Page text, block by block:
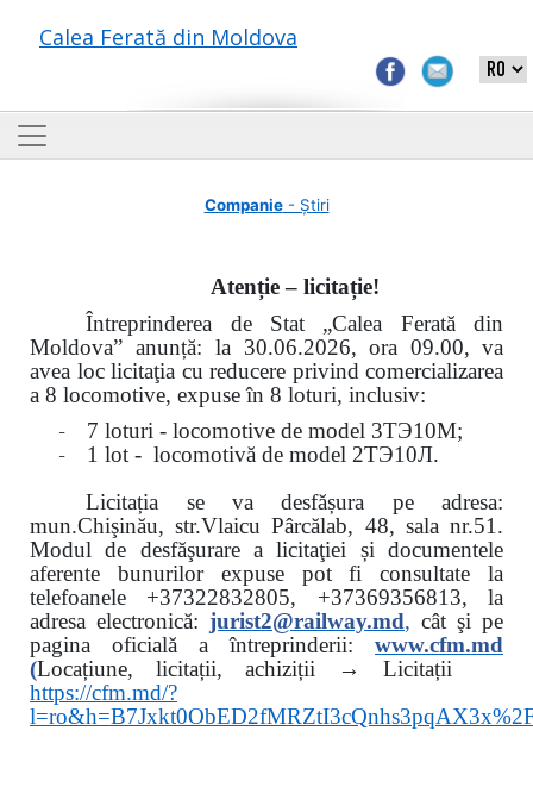
Calea Ferată din Moldova
Companie- Știri
Atenție – licitație!
Întreprinderea de Stat „Calea Ferată din
Moldova” anunță: la 30.06.2026, ora 09.00, va
avea loc licitaţia cu reducere privind comercializarea
a 8 locomotive, expuse în 8 loturi, inclusiv:
- 7 loturi - locomotive de model 3ТЭ10М;
- 1 lot - locomotivă de model 2ТЭ10Л.
Licitația se va desfășura pe adresa:
mun.Chişinău, str.Vlaicu Pârcălab, 48, sala nr.51.
Modul de desfăşurare a licitaţiei și documentele
aferente bunurilor expuse pot fi consultate la
telefoanele +37322832805, +37369356813, la
adresa electronică: jurist2@railway.md, cât şi pe
pagina oficială a întreprinderii:
www.cfm.md
(Locațiune, licitații, achiziții → Licitații
https://cfm.md/?